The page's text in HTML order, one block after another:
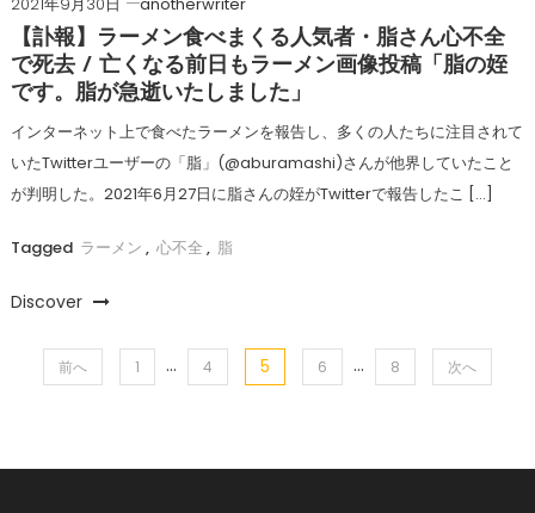
【訃報】ラーメン食べまくる人気者・脂さん心不全
で死去 / 亡くなる前日もラーメン画像投稿「脂の姪
です。脂が急逝いたしました」
インターネット上で食べたラーメンを報告し、多くの人たちに注目されて
いたTwitterユーザーの「脂」(@aburamashi)さんが他界していたこと
が判明した。2021年6月27日に脂さんの姪がTwitterで報告したこ […]
Tagged ラーメン , 心不全 , 脂
Discover
の
前へ 1 … 4 5 6 … 8 次へ